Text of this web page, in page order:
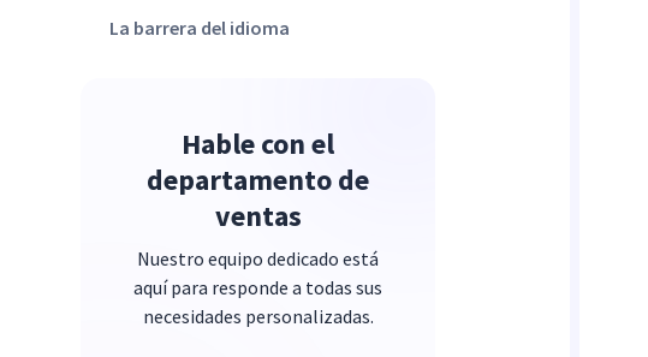
La barrera del idioma
Hable con el
departamento de
ventas
Nuestro equipo dedicado está
aquí para responde a todas sus
necesidades personalizadas.